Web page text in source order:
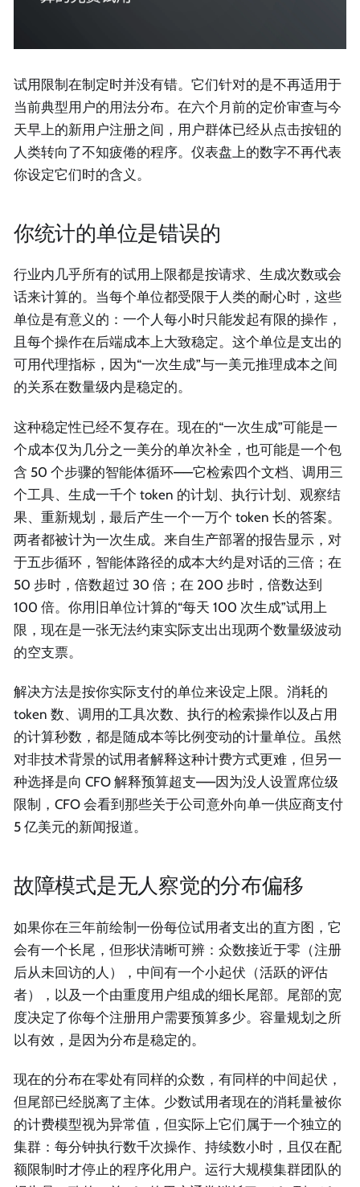
试用限制在制定时并没有错。它们针对的是不再适用于
当前典型用户的用法分布。在六个月前的定价审查与今
天早上的新用户注册之间，用户群体已经从点击按钮的
人类转向了不知疲倦的程序。仪表盘上的数字不再代表
你设定它们时的含义。
你统计的单位是错误的
行业内几乎所有的试用上限都是按请求、生成次数或会
话来计算的。当每个单位都受限于人类的耐心时，这些
单位是有意义的：一个人每小时只能发起有限的操作，
且每个操作在后端成本上大致稳定。这个单位是支出的
可用代理指标，因为“一次生成”与一美元推理成本之间
的关系在数量级内是稳定的。
这种稳定性已经不复存在。现在的“一次生成”可能是一
个成本仅为几分之一美分的单次补全，也可能是一个包
含 50 个步骤的智能体循环——它检索四个文档、调用三
个工具、生成一千个 token 的计划、执行计划、观察结
果、重新规划，最后产生一个一万个 token 长的答案。
两者都被计为一次生成。来自生产部署的报告显示，对
于五步循环，智能体路径的成本大约是对话的三倍；在
50 步时，倍数超过 30 倍；在 200 步时，倍数达到
100 倍。你用旧单位计算的“每天 100 次生成”试用上
限，现在是一张无法约束实际支出出现两个数量级波动
的空支票。
解决方法是按你实际支付的单位来设定上限。消耗的
token 数、调用的工具次数、执行的检索操作以及占用
的计算秒数，都是随成本等比例变动的计量单位。虽然
对非技术背景的试用者解释这种计费方式更难，但另一
种选择是向 CFO 解释预算超支——因为没人设置席位级
限制，CFO 会看到那些关于公司意外向单一供应商支付
5 亿美元的新闻报道。
故障模式是无人察觉的分布偏移
如果你在三年前绘制一份每位试用者支出的直方图，它
会有一个长尾，但形状清晰可辨：众数接近于零（注册
后从未回访的人），中间有一个小起伏（活跃的评估
者），以及一个由重度用户组成的细长尾部。尾部的宽
度决定了你每个注册用户需要预算多少。容量规划之所
以有效，是因为分布是稳定的。
现在的分布在零处有同样的众数，有同样的中间起伏，
但尾部已经脱离了主体。少数试用者现在的消耗量被你
的计费模型视为异常值，但实际上它们属于一个独立的
集群：每分钟执行数千次操作、持续数小时，且仅在配
额限制时才停止的程序化用户。运行大规模集群团队的